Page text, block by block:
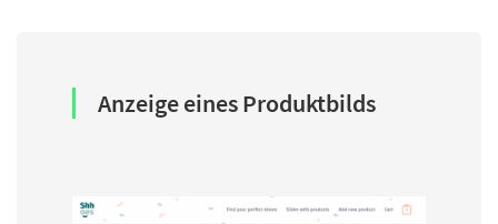
Anzeige eines Produktbilds